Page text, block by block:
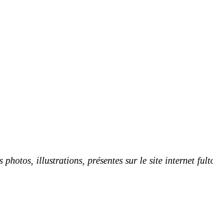
photos, illustrations, présentes sur le site internet